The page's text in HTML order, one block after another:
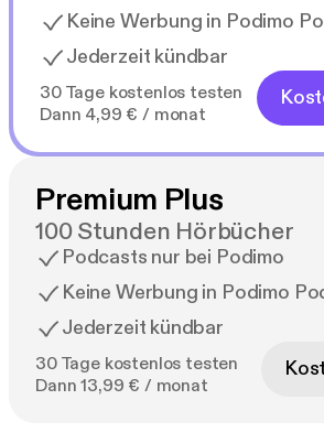
Keine Werbung in Podimo
Jederzeit kündbar
30 Tage kostenlos testen
Dann 4,99 € / monat
Premium Plus
100 Stunden Hörbücher
Podcasts nur bei Podimo
Keine Werbung in Podimo
Jederzeit kündbar
30 Tage kostenlos testen
Dann 13,99 € / monat